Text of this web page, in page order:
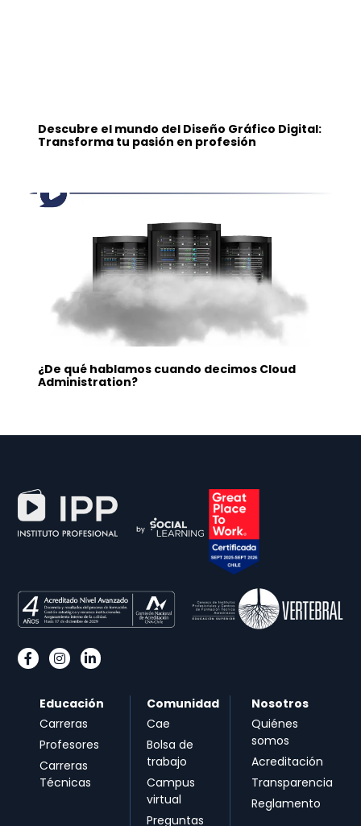
Descubre el mundo del Diseño Gráfico Digital:
Transforma tu pasión en profesión
¿De qué hablamos cuando decimos Cloud
Administration?
Educación
Carreras
Profesores
Carreras
Técnicas
Comunidad
Cae
Bolsa de
trabajo
Campus
virtual
Preguntas
Nosotros
Quiénes
somos
Acreditación
Transparencia
Reglamento